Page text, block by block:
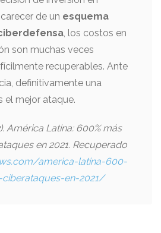
de un esquema
, los costos en
son muchas veces
recuperables. Ante
definitivamente una
el mejor ataque.
América Latina: 600% más
en 2021. Recuperado
america-latina-600-
en-2021/